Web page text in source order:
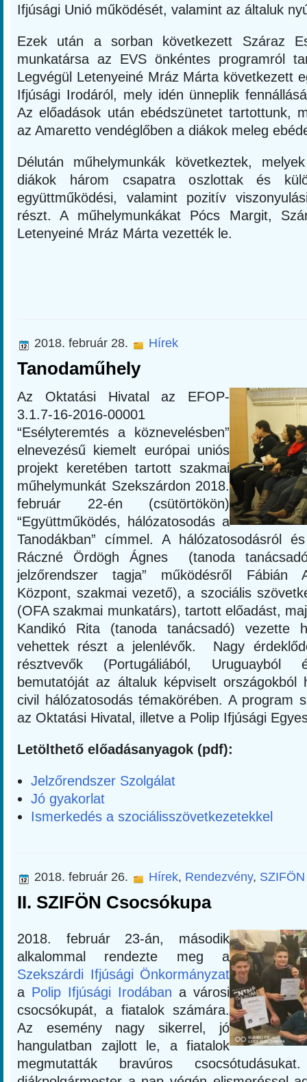
Ifjúsági Unió működését, valamint az általuk
Ezek után a sorban következett Száraz
munkatársa az EVS önkéntes programról
Legvégül Letenyeiné Mráz Márta következett
Ifjúsági Irodáról, mely idén ünneplik
Az előadások után ebédszünetet tartottunk,
az Amaretto vendéglőben a diákok meleg
Délután műhelymunkák következtek,
diákok három csapatra oszlottak és
együttműködési, valamint pozitív
részt. A műhelymunkákat Pócs Margit,
Letenyeiné Mráz Márta vezették le.
2018. február 28. Hírek
Tanodaműhely
Az Oktatási Hivatal az EFOP-
3.1.7-16-2016-00001
“Esélyteremtés a köznevelésben”
elnevezésű kiemelt európai uniós
projekt keretében tartott szakmai
műhelymunkát Szekszárdon 2018.
február 22-én (csütörtökön)
“Együttműködés, hálózatosodás a
Tanodákban” címmel. A hálózatosodásról
Ráczné Ördögh Ágnes (tanoda
jelzőrendszer tagja” működésről Fábián
Központ, szakmai vezető), a szociális
(OFA szakmai munkatárs), tartott előadást,
Kandikó Rita (tanoda tanácsadó) vezette
vehettek részt a jelenlévők. Nagy
résztvevők (Portugáliából, Uruguayból
bemutatóját az általuk képviselt
civil hálózatosodás témakörében. A program
az Oktatási Hivatal, illetve a Polip Ifjúsági
Letölthető előadásanyagok (pdf):
Jelzőrendszer Szolgálat
Jó gyakorlat
Ismerkedés a szociálisszövetkezetekkel
2018. február 26. Hírek, Rendezvény, SZIFÖN
II. SZIFÖN Csocsókupa
2018. február 23-án, második
alkalommal rendezte meg a
Szekszárdi Ifjúsági Önkormányzat
a Polip Ifjúsági Irodában a városi
csocsókupát, a fiatalok számára.
Az esemény nagy sikerrel, jó
hangulatban zajlott le, a fiatalok
megmutatták bravúros